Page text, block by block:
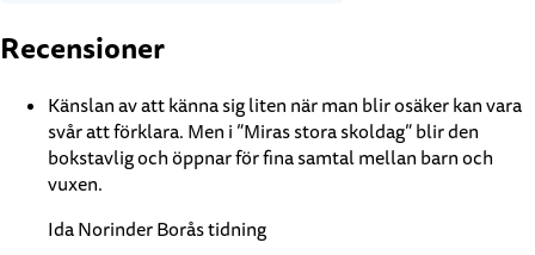
Recensioner
Känslan av att känna sig liten när man blir osäker kan vara
svår att förklara. Men i ”Miras stora skoldag” blir den
bokstavlig och öppnar för fina samtal mellan barn och
vuxen.
Ida Norinder Borås tidning